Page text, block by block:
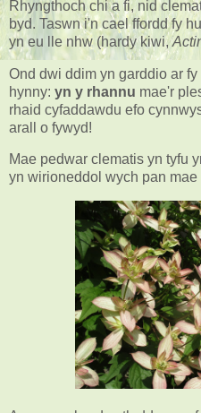
Rhyngthoch chi a fi, nid
byd. Taswn i'n cael ffordd fy
yn eu lle nhw (hardy kiwi,
Ond dwi ddim yn garddio ar
hynny: yn y rhannu mae'r
rhaid cyfaddawdu efo
arall o fywyd!
Mae pedwar clematis yn tyfu
yn wirioneddol wych pan mae